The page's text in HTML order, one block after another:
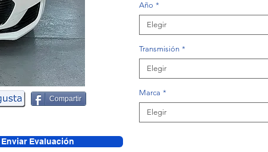
Año *
Elegir
Transmisión *
Elegir
Marca *
Elegir
Enviar Evaluación
Compartir